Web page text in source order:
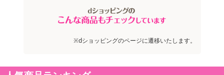
※dショッピングのページに遷移いたします。